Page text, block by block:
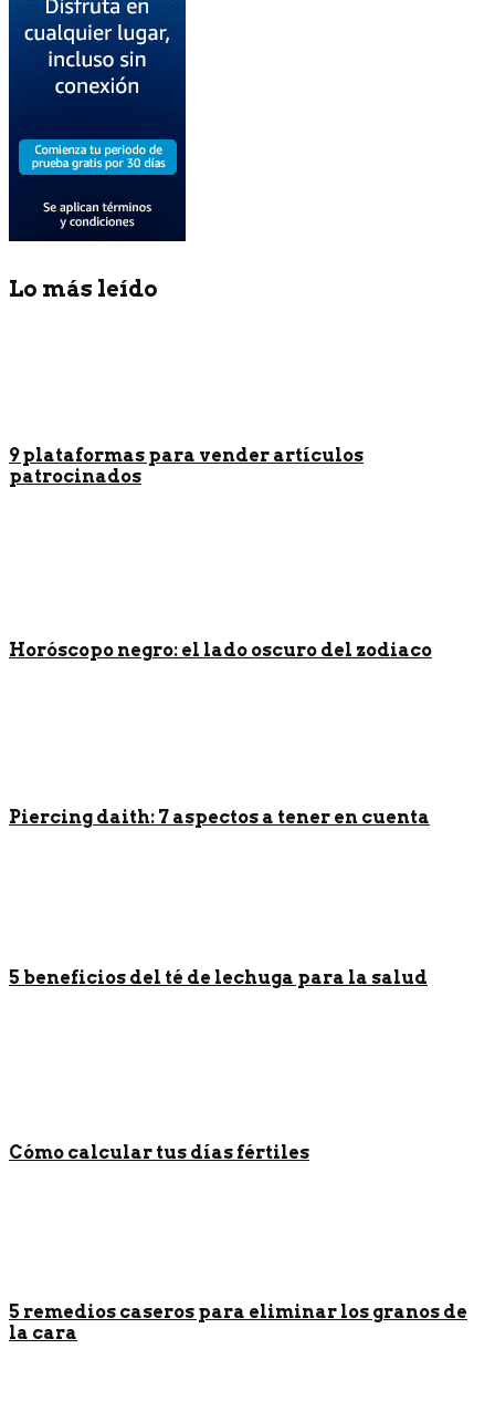
Lo más leído
9 plataformas para vender artículos
patrocinados
Horóscopo negro: el lado oscuro del zodiaco
Piercing daith: 7 aspectos a tener en cuenta
5 beneficios del té de lechuga para la salud
Cómo calcular tus días fértiles
5 remedios caseros para eliminar los granos de
la cara